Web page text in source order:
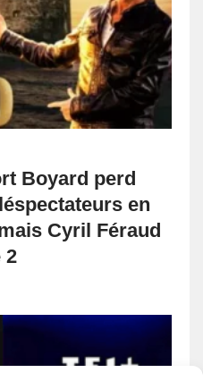
Boyard perd
en
Cyril Féraud
2